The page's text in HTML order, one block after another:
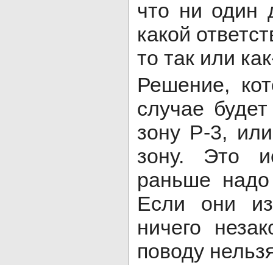
что ни один
какой
то так или
Решение,
случае
зону Р-3,
зону. Это
раньше
Если они
ничего
поводу